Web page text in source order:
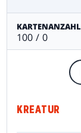
KARTENANZAHL
100 / 0
KREATUR